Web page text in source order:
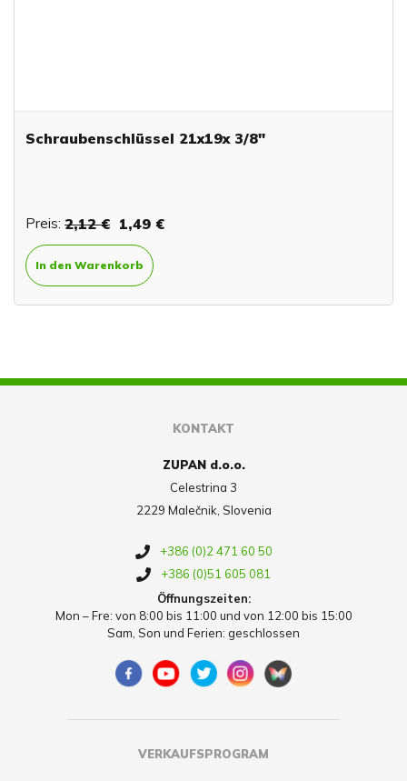
Schraubenschlüssel 21x19x 3/8"
Preis: 2,12 € 1,49 €
In den Warenkorb
KONTAKT
ZUPAN d.o.o.
Celestrina 3
2229 Malečnik, Slovenia
+386 (0)2 471 60 50
+386 (0)51 605 081
Öffnungszeiten:
Mon – Fre: von 8:00 bis 11:00 und von 12:00 bis 15:00
Sam, Son und Ferien: geschlossen
VERKAUFSPROGRAM